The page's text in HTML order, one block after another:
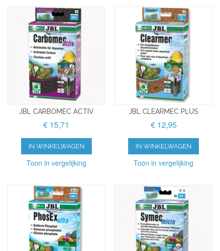
JBL CARBOMEC ACTIV
€ 15,71
IN WINKELWAGEN
Toon in vergelijking
JBL CLEARMEC PLUS
€ 12,95
IN WINKELWAGEN
Toon in vergelijking